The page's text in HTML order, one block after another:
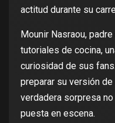
actitud durante su
Mounir Nasraou,
tutoriales de cocina,
curiosidad de sus
preparar su versión
verdadera sorpresa
puesta en escena.